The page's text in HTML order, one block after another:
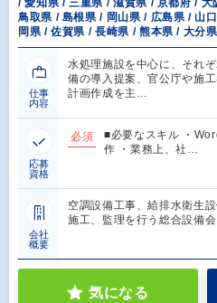
鳥取県 / 島根県 / 岡山県 / 広島県 / 山
岡県 / 佐賀県 / 長崎県 / 熊本県 / 大分
仕事
内容
水処理施設を中心に、それ
備の導入提案、官公庁や施
計画作成を主…
応募
資格
必須
■必要なスキル ・
作 ・業務上、社…
会社
概要
空調設備工事、給排水衛生
施工、監理を行う総合設備会
気になる